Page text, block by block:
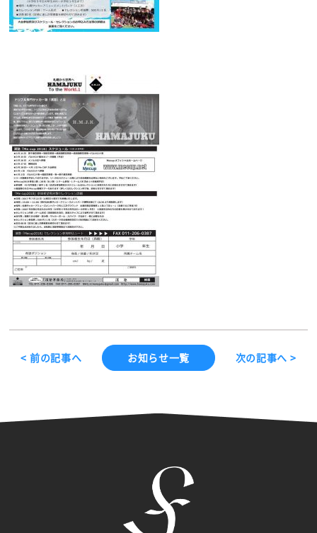
< 前の記事へ お知らせ一覧 次の記事へ >